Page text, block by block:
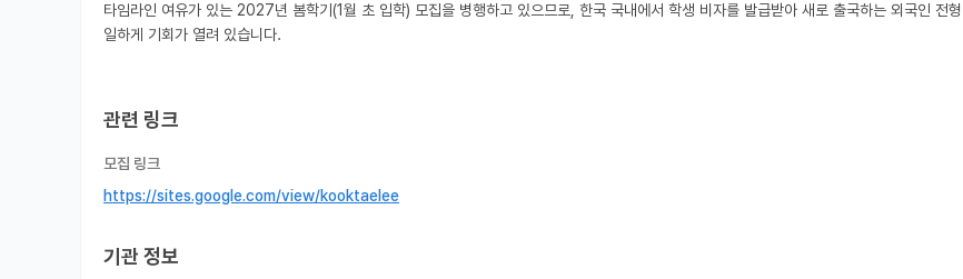
타임라인 여유가 있는 2027년 봄학기(1월 초 입학) 모집을 병행하고 있으므로, 한국 국내에서 학생 비자를 발급받아 새로 출국하는 외국인 전
일하게 기회가 열려 있습니다.
관련 링크
모집 링크
https://sites.google.com/view/kooktaelee
기관 정보